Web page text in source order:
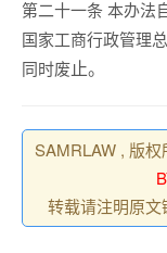
第二十一条 本办法
国家工商行政管理
同时废止。
SAMRLAW , 版
转载请注明原文